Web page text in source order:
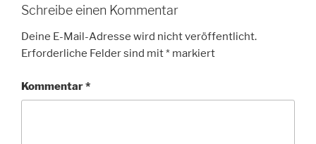
Schreibe einen Kommentar
Deine E-Mail-Adresse wird nicht veröffentlicht.
Erforderliche Felder sind mit* markiert
Kommentar*